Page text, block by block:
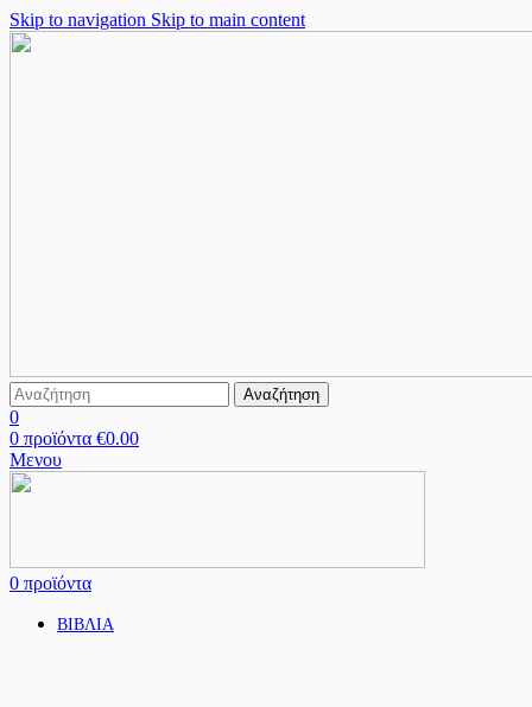
Skip to navigation Skip to main content
Αναζήτηση
0
0 προϊόντα €0.00
Μενου
0 προϊόντα
ΒΙΒΛΙΑ